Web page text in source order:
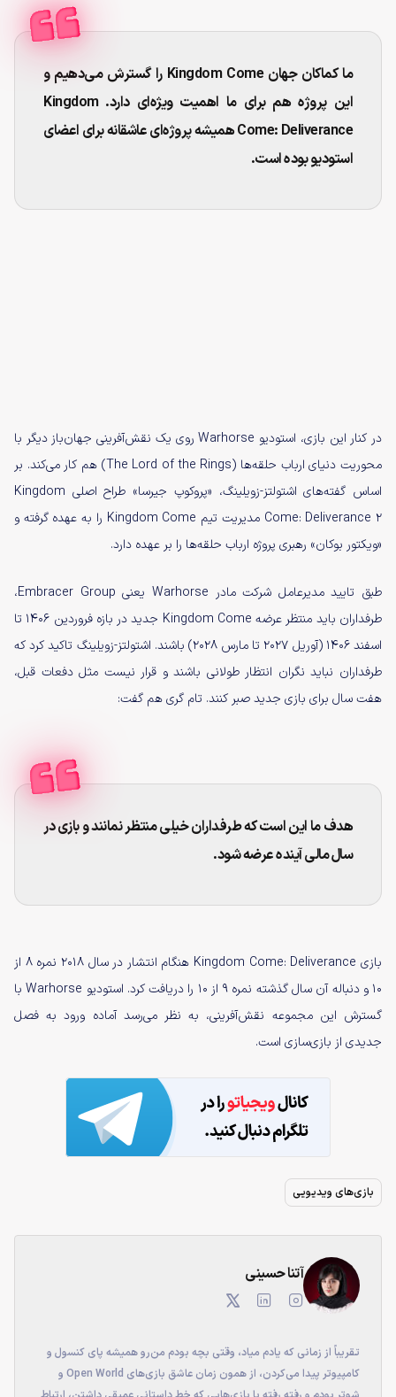
ما کماکان جهان Kingdom Come را گسترش می‌دهیم و
این پروژه هم برای ما اهمیت ویژه‌ای دارد. Kingdom
Come: Deliverance همیشه پروژه‌ای عاشقانه برای اعضای
استودیو بوده است.
در کنار این بازی، استودیو Warhorse روی یک نقش‌آفرینی جهان‌باز دیگر با
محوریت دنیای ارباب حلقه‌ها (The Lord of the Rings) هم کار می‌کند. بر
اساس گفته‌های اشتولتز-زویلینگ، «پروکوپ جیرسا» طراح اصلی Kingdom
Come: Deliverance 2 مدیریت تیم Kingdom Come را به عهده گرفته و
«ویکتور بوکان» رهبری پروژه ارباب حلقه‌ها را بر عهده دارد.
طبق تایید مدیرعامل شرکت مادر Warhorse یعنی Embracer Group،
طرفداران باید منتظر عرضه Kingdom Come جدید در بازه فروردین ۱۴۰۶ تا
اسفند ۱۴۰۶ (آوریل ۲۰۲۷ تا مارس ۲۰۲۸) باشند. اشتولتز-زویلینگ تاکید کرد که
طرفداران نباید نگران انتظار طولانی باشند و قرار نیست مثل دفعات قبل،
هفت سال برای بازی جدید صبر کنند. تام گری هم گفت:
هدف ما این است که طرفداران خیلی منتظر نمانند و بازی در
سال مالی آینده عرضه شود.
بازی Kingdom Come: Deliverance هنگام انتشار در سال ۲۰۱۸ نمره ۸ از
۱۰ و دنباله آن سال گذشته نمره ۹ از ۱۰ را دریافت کرد. استودیو Warhorse با
گسترش این مجموعه نقش‌آفرینی، به نظر می‌رسد آماده ورود به فصل
جدیدی از بازی‌سازی است.
بازی‌های ویدیویی
آتنا حسینی
تقریباً از زمانی که یادم میاد، وقتی بچه بودم من‌رو همیشه پای کنسول و
کامپیوتر پیدا می‌کردن، از همون زمان عاشق بازی‌های Open World و